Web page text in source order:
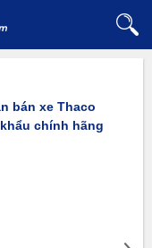
bán xe Thaco
chính hãng